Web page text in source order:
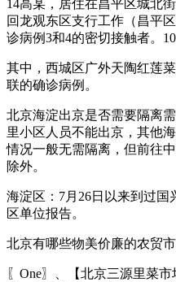
14高某，居住在昌平区城北
回龙观东区支行工作（昌平
诊病例3和4的密切接触者。
其中，西城区广外天陶红莲
联的确诊病例。
北京海淀出京是否需要隔离
里小区人员不能出京，其他
情况一般无需隔离，但前往
除外。
海淀区：7月26日以来到过
区单位报告。
北京有哪些物美价廉的农贸
〖One〗、【北京三源里菜